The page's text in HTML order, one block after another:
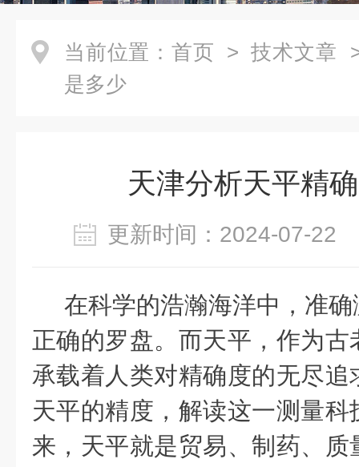
当前位置： 首页 > 技术文章
是多少
天津分析天平精
更新时间：2024-07-
在科学的浩瀚海洋中，准确
正确的罗盘。而天平，作为
承载着人类对精确度的无尽
天平的精度，解读这一测量
来，天平就是贸易、制药、